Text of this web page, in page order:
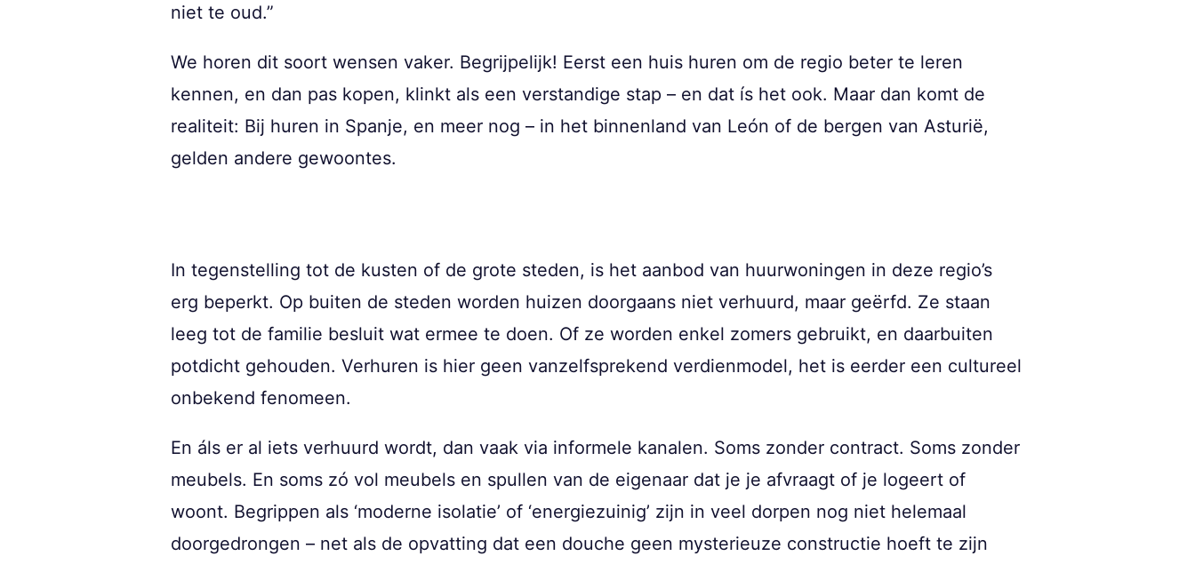
niet te oud.”
We horen dit soort wensen vaker. Begrijpelijk! Eerst een huis huren om de regio beter te leren
kennen, en dan pas kopen, klinkt als een verstandige stap – en dat ís het ook. Maar dan komt de
realiteit: Bij huren in Spanje, en meer nog – in het binnenland van León of de bergen van Asturië,
gelden andere gewoontes.
In tegenstelling tot de kusten of de grote steden, is het aanbod van huurwoningen in deze regio’s
erg beperkt. Op buiten de steden worden huizen doorgaans niet verhuurd, maar geërfd. Ze staan
leeg tot de familie besluit wat ermee te doen. Of ze worden enkel zomers gebruikt, en daarbuiten
potdicht gehouden. Verhuren is hier geen vanzelfsprekend verdienmodel, het is eerder een cultureel
onbekend fenomeen.
En áls er al iets verhuurd wordt, dan vaak via informele kanalen. Soms zonder contract. Soms zonder
meubels. En soms zó vol meubels en spullen van de eigenaar dat je je afvraagt of je logeert of
woont. Begrippen als ‘moderne isolatie’ of ‘energiezuinig’ zijn in veel dorpen nog niet helemaal
doorgedrongen – net als de opvatting dat een douche geen mysterieuze constructie hoeft te zijn